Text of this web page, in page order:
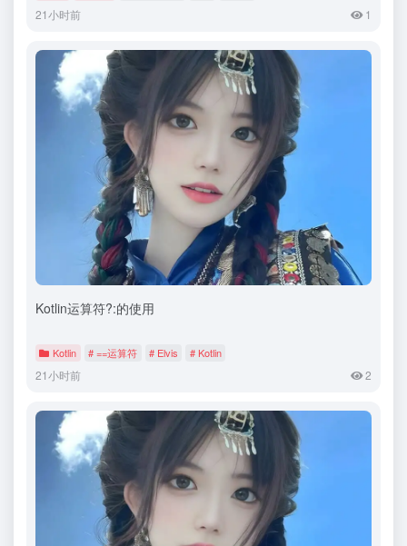
21小时前 1
Kotlin运算符?:的使用
Kotlin # ==运算符 # Elvis # Kotlin
21小时前 2